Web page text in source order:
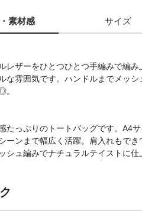
・素材感 サイズ
レザーをひとつひとつ手編みで編
な雰囲気です。ハンドルまでメッ
。
たっぷりのトートバッグです。A4
ーンまで幅広く活躍。肩入れもで
シュ編みでナチュラルテイストに仕